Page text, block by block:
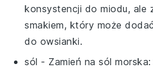
konsystencji do miodu, ale
smakiem, który może
do owsianki.
sól - Zamień nasól morska